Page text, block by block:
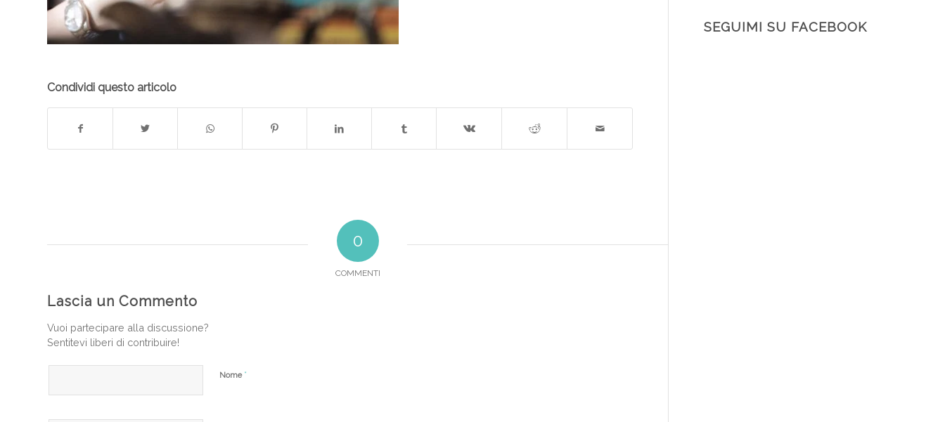
Condividi questo articolo
0
COMMENTI
Lascia un Commento
Vuoi partecipare alla discussione?
Sentitevi liberi di contribuire!
Nome *
SEGUIMI SU FACEBOOK